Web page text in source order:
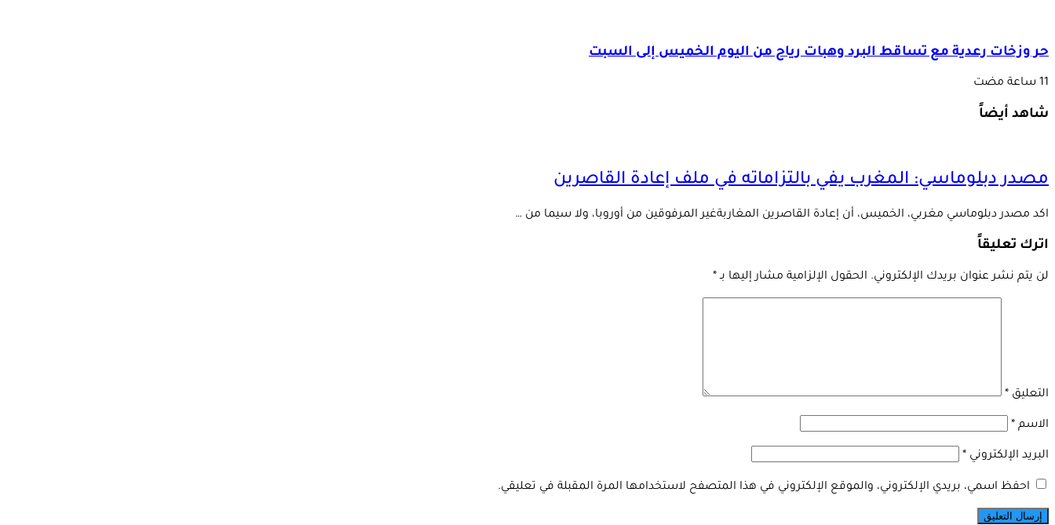
حر وزخات رعدية مع تساقط البرد وهبات رياح من اليوم الخميس إلى السبت
شاهد أيضاً
مصدر دبلوماسي: المغرب يفي بالتزاماته في ملف إعادة القاصرين
اكد مصدر دبلوماسي مغربي، الخميس، أن إعادة القاصرين المغاربةغير المرفوقين من أوروبا، ولا سيما من …
اترك تعليقاً
لن يتم نشر عنوان بريدك الإلكتروني. الحقول الإلزامية مشار إليها بـ*
التعليق *
الاسم *
البريد الإلكتروني *
احفظ اسمي، بريدي الإلكتروني، والموقع الإلكتروني في هذا المتصفح لاستخدامها المرة المقبلة في تعليقي.